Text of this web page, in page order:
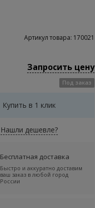
Артикул товара: 170021
Запросить цену
Под заказ
Купить в 1 клик
Нашли дешевле?
Бесплатная доставка
Быстро и аккуратно доставим
ваш заказ в любой город
России